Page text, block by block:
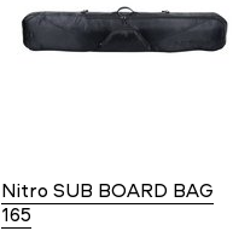
Nitro SUB BOARD BAG
165